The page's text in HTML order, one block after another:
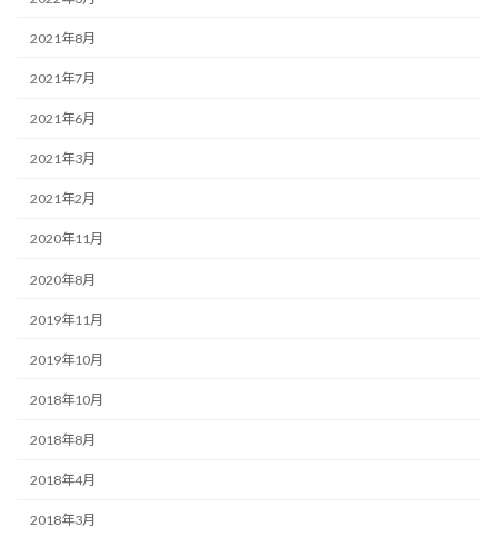
2021年8月
2021年7月
2021年6月
2021年3月
2021年2月
2020年11月
2020年8月
2019年11月
2019年10月
2018年10月
2018年8月
2018年4月
2018年3月